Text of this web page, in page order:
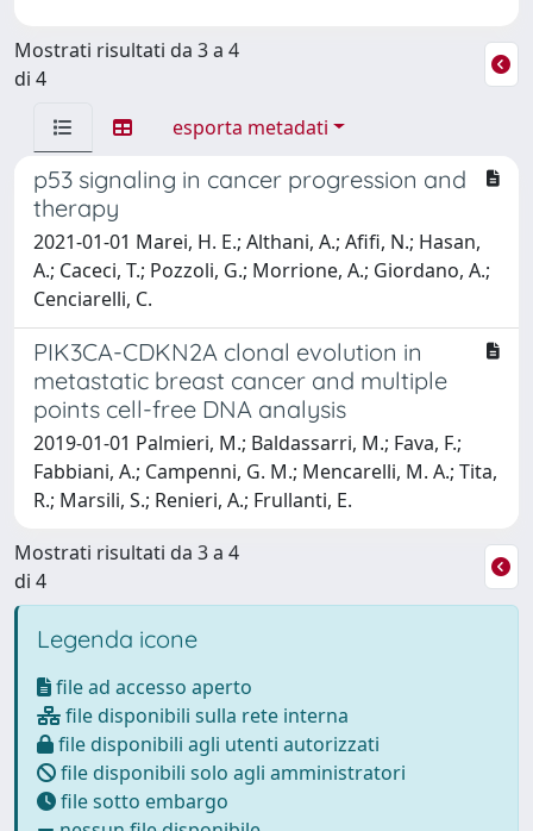
Mostrati risultati da 3 a 4
di 4
esporta metadati
p53 signaling in cancer progression and
therapy
2021-01-01 Marei, H. E.; Althani, A.; Afifi, N.; Hasan,
A.; Caceci, T.; Pozzoli, G.; Morrione, A.; Giordano, A.;
Cenciarelli, C.
PIK3CA-CDKN2A clonal evolution in
metastatic breast cancer and multiple
points cell-free DNA analysis
2019-01-01 Palmieri, M.; Baldassarri, M.; Fava, F.;
Fabbiani, A.; Campenni, G. M.; Mencarelli, M. A.; Tita,
R.; Marsili, S.; Renieri, A.; Frullanti, E.
Mostrati risultati da 3 a 4
di 4
Legenda icone
file ad accesso aperto
file disponibili sulla rete interna
file disponibili agli utenti autorizzati
file disponibili solo agli amministratori
file sotto embargo